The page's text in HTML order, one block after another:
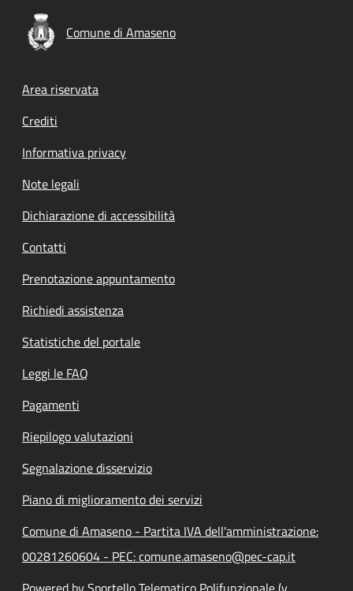
Comune di Amaseno
Footer menu
Area riservata
Crediti
Informativa privacy
Note legali
Dichiarazione di accessibilità
Contatti
Prenotazione appuntamento
Richiedi assistenza
Statistiche del portale
Leggi le FAQ
Pagamenti
Riepilogo valutazioni
Segnalazione disservizio
Piano di miglioramento dei servizi
Comune di Amaseno - Partita IVA dell'amministrazione:
00281260604 - PEC: comune.amaseno@pec-cap.it